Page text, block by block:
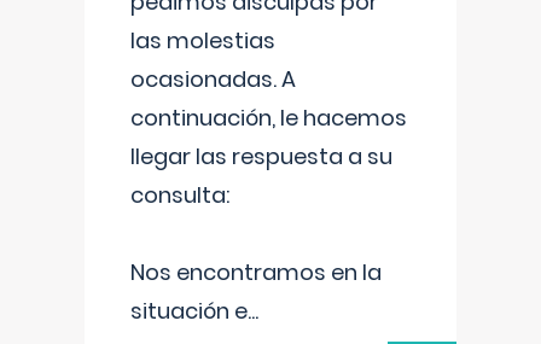
las molestias
ocasionadas. A
continuación, le hacemos
llegar las respuesta a su
consulta:
Nos encontramos en la
situación e...